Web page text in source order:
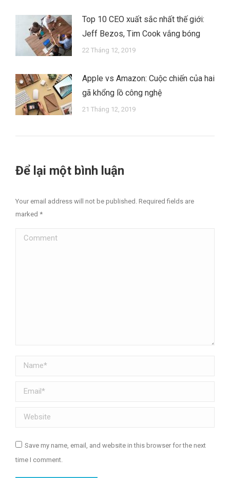
Top 10 CEO xuất sắc nhất thế giới:
Jeff Bezos, Tim Cook vắng bóng
22 Tháng 12, 2019
Apple vs Amazon: Cuộc chiến của hai
gã khổng lồ công nghệ
21 Tháng 12, 2019
Để lại một bình luận
Your email address will not be published. Required fields are
marked *
Comment
Name *
Email *
Website
Save my name, email, and website in this browser for the next
time I comment.